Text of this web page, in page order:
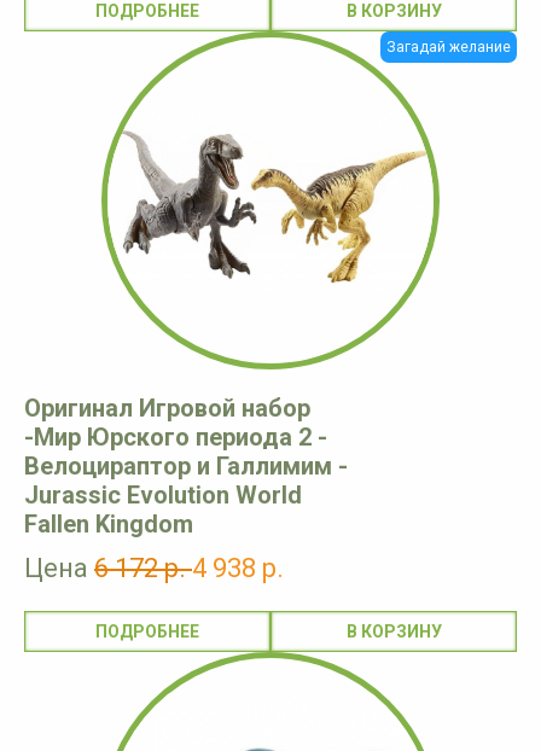
ПОДРОБНЕЕ
Загадай желание
Оригинал Игровой набор
-Мир Юрского периода 2 -
Велоцираптор и Галлимим -
Jurassic Evolution World
Fallen Kingdom
Цена 6 172 р.4 938 р.
ПОДРОБНЕЕ